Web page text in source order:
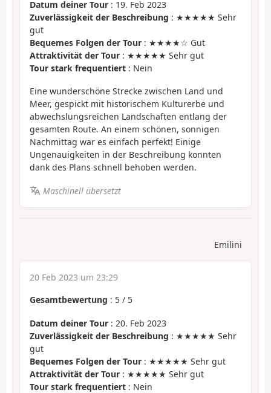
Datum deiner Tour : 19. Feb 2023
Zuverlässigkeit der Beschreibung : ★★★★★ Sehr
gut
Bequemes Folgen der Tour : ★★★★☆ Gut
Attraktivität der Tour : ★★★★★ Sehr gut
Tour stark frequentiert : Nein
Eine wunderschöne Strecke zwischen Land und
Meer, gespickt mit historischem Kulturerbe und
abwechslungsreichen Landschaften entlang der
gesamten Route. An einem schönen, sonnigen
Nachmittag war es einfach perfekt! Einige
Ungenauigkeiten in der Beschreibung konnten
dank des Plans schnell behoben werden.
Maschinell übersetzt
Emilini
20 Feb 2023 um 23:29
Gesamtbewertung : 5 / 5
Datum deiner Tour : 20. Feb 2023
Zuverlässigkeit der Beschreibung : ★★★★★ Sehr
gut
Bequemes Folgen der Tour : ★★★★★ Sehr gut
Attraktivität der Tour : ★★★★★ Sehr gut
Tour stark frequentiert : Nein